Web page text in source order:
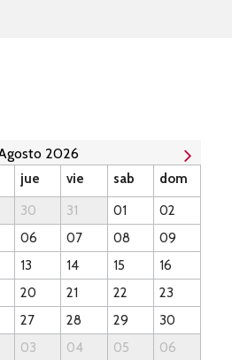
2026
jue vie sab
dom
30 31 01
02
06 07 08
09
13 14 15
16
20 21 22
23
27 28 29
30
03 04 05 06